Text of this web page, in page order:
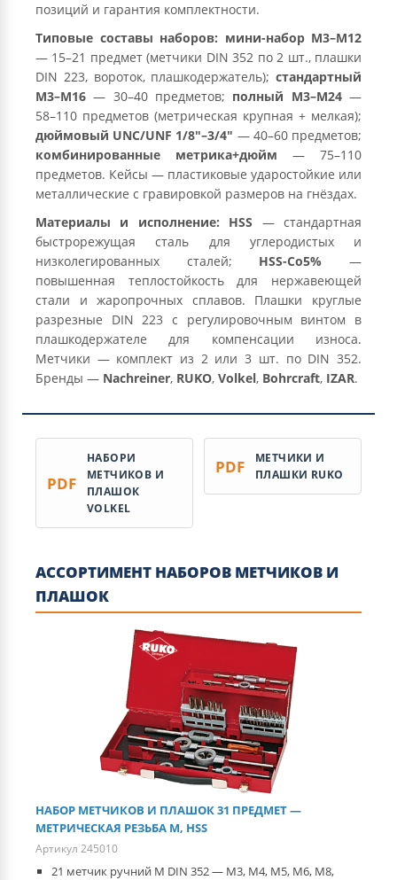
позиций и гарантия комплектности.
Типовые составы наборов: мини-набор М3–М12
— 15–21 предмет (метчики DIN 352 по 2 шт., плашки
DIN 223, вороток, плашкодержатель); стандартный
М3–М16 — 30–40 предметов; полный М3–М24—
58–110 предметов (метрическая крупная + мелкая);
дюймовый UNC/UNF 1/8″–3/4″ — 40–60 предметов;
комбинированные метрика+дюйм — 75–110
предметов. Кейсы — пластиковые ударостойкие или
металлические с гравировкой размеров на гнёздах.
Материалы и исполнение:
HSS — стандартная
быстрорежущая сталь для углеродистых и
низколегированных сталей; HSS-Co5% —
повышенная теплостойкость для нержавеющей
стали и жаропрочных сплавов. Плашки круглые
разрезные DIN 223 с регулировочным винтом в
плашкодержателе для компенсации износа.
Метчики — комплект из 2 или 3 шт. по DIN 352.
Бренды — Nachreiner, RUKO, Volkel, Bohrcraft, IZAR.
PDF
НАБОРИ
МЕТЧИКОВ И
ПЛАШОК
VOLKEL
PDF
МЕТЧИКИ И
ПЛАШКИ RUKO
АССОРТИМЕНТ НАБОРОВ МЕТЧИКОВ И
ПЛАШОК
НАБОР МЕТЧИКОВ И ПЛАШОК 31 ПРЕДМЕТ —
МЕТРИЧЕСКАЯ РЕЗЬБА М, HSS
Артикул 245010
21 метчик ручний M DIN 352 — M3, M4, M5, M6, M8,